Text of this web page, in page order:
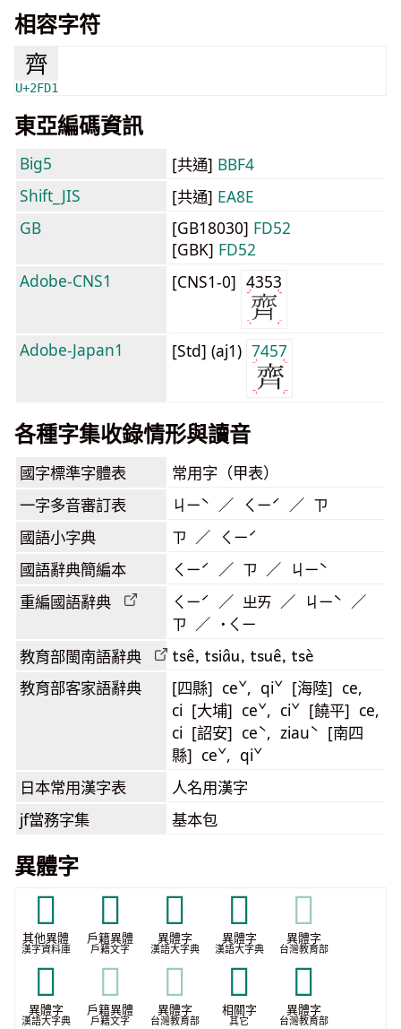
相容字符
⿑
U+2FD1
東亞編碼資訊
Big5 [共通] BBF4
Shift_JIS
[共通] EA8E
GB
[GB18030] FD52
[GBK] FD52
Adobe-CNS1
[CNS1-0] 4353
Adobe-Japan1 [Std] (aj1) 7457
各種字集收錄情形與讀音
國字標準字體表 常用字（甲表）
一字多音審訂表 ㄐㄧˋ ／ ㄑㄧˊ ／ ㄗ
國語小字典 ㄗ ／ ㄑㄧˊ
國語辭典簡編本 ㄑㄧˊ ／ ㄗ ／ ㄐㄧˋ
重編國語辭典
ㄑㄧˊ ／ ㄓㄞ ／ ㄐㄧˋ ／
ㄗ ／ ˙ㄑㄧ
教育部閩南語辭典 tsê, tsiâu, tsuê, tsè
教育部客家語辭典
[四縣] ceˇ, qiˇ [海陸] ce,
ci [大埔] ceˇ, ciˇ [饒平] ce,
ci [詔安] ceˋ, ziauˋ [南四
縣] ceˇ, qiˇ
日本常用漢字表 人名用漢字
jf當務字集 基本包
異體字
𠄷
其他異體
漢字資料庫
𠫱
戶籍異體
戶籍文字
𠫸
異體字
漢語大字典
𠫼
異體字
漢語大字典
𠫼
異體字
台灣教育部
𡕓
異體字
漢語大字典
𡕓
戶籍異體
戶籍文字
𡕓
異體字
台灣教育部
𡕙
相關字
其它
𦙟
異體字
台灣教育部